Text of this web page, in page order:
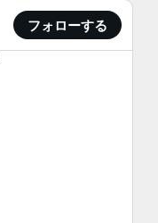
フォローする